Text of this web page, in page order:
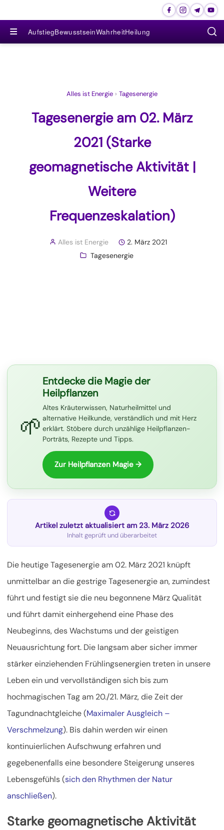
≡ AufstiegBewusstseinWahrheitHeilung
Alles ist Energie › Tagesenergie
Tagesenergie am 02. März
2021 (Starke
geomagnetische Aktivität |
Weitere
Frequenzeskalation)
Alles ist Energie
2. März 2021
Tagesenergie
🌱
Entdecke die Magie der
Heilpflanzen
Altes Kräuterwissen, Naturheilmittel und
alternative Heilkunde, verständlich und mit Herz
erklärt. Stöbere durch unzählige Heilpflanzen-
Porträts, Rezepte und Tipps.
Zur Heilpflanzen Magie →
Artikel zuletzt aktualisiert am 23. März 2026
Inhalt geprüft und überarbeitet
Die heutige Tagesenergie am 02. März 2021 knüpft
unmittelbar an die gestrige Tagesenergie an, zumindest
führt und festigt sie die neu begonnene März Qualität
und führt damit einhergehend eine Phase des
Neubeginns, des Wachstums und der geistigen
Neuausrichtung fort. Die langsam aber sicher immer
stärker einziehenden Frühlingsenergien treten in unsere
Leben ein und vervollständigen sich bis zum
hochmagischen Tag am 20./21. März,die Zeit der
Tagundnachtgleiche (Maximaler Ausgleich –
Verschmelzung). Bis dahin werden wir einen
kontinuierlichen Aufschwung erfahren und
gegebenenfalls eine besondere Steigerung unseres
Lebensgefühls (sich den Rhythmen der Natur
anschließen).
Starke geomagnetische Aktivität